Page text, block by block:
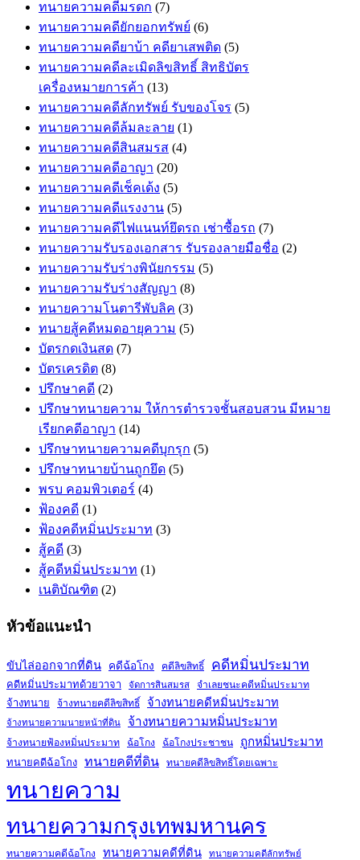
ทนายความคดีมรดก (7)
ทนายความคดียักยอกทรัพย์ (6)
ทนายความคดียาบ้า คดียาเสพติด (5)
ทนายความคดีละเมิดลิขสิทธิ์ สิทธิบัตร
เครื่องหมายการค้า (13)
ทนายความคดีลักทรัพย์ รับของโจร (5)
ทนายความคดีล้มละลาย (1)
ทนายความคดีสินสมรส (4)
ทนายความคดีอาญา (20)
ทนายความคดีเช็คเด้ง (5)
ทนายความคดีแรงงาน (5)
ทนายความคดีไฟแนนท์ยึดรถ เช่าซื้อรถ (7)
ทนายความรับรองเอกสาร รับรองลายมือชื่อ (2)
ทนายความรับร่างพินัยกรรม (5)
ทนายความรับร่างสัญญา (8)
ทนายความโนตารีพับลิค (3)
ทนายสู้คดีหมดอายุความ (5)
บัตรกดเงินสด (7)
บัตรเครดิต (8)
ปรึกษาคดี (2)
ปรึกษาทนายความ ให้การตำรวจชั้นสอบสวน มีหมาย
เรียกคดีอาญา (14)
ปรึกษาทนายความคดีบุกรุก (5)
ปรึกษาทนายบ้านถูกยึด (5)
พรบ คอมพิวเตอร์ (4)
ฟ้องคดี (1)
ฟ้องคดีหมิ่นประมาท (3)
สู้คดี (3)
สู้คดีหมิ่นประมาท (1)
เนติบัณฑิต (2)
หัวข้อแนะนำ
ขับไล่ออกจากที่ดิน คดีฉ้อโกง คดีลิขสิทธิ์ คดีหมิ่นประมาท
คดีหมิ่นประมาทด้วยวาจา จัดการสินสมรส จำเลยชนะคดีหมิ่นประมาท
จ้างทนาย จ้างทนายคดีลิขสิทธิ์ จ้างทนายคดีหมิ่นประมาท
จ้างทนายความนายหน้าที่ดิน จ้างทนายความหมิ่นประมาท
จ้างทนายฟ้องหมิ่นประมาท ฉ้อโกง ฉ้อโกงประชาชน ถูกหมิ่นประมาท
ทนายคดีฉ้อโกง ทนายคดีที่ดิน ทนายคดีลิขสิทธิ์โดยเฉพาะ
ทนายความ
ทนายความกรุงเทพมหานคร
ทนายความคดีฉ้อโกง ทนายความคดีที่ดิน ทนายความคดีลักทรัพย์